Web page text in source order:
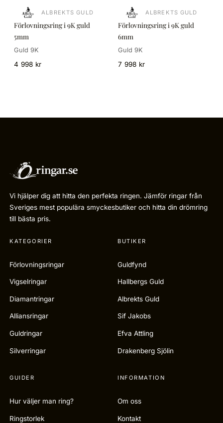
ALBREKTS GULD
Förlovningsring i 9K guld
5mm
Guld 9K
4 998 kr
ALBREKTS GULD
Förlovningsring i 9K guld
6mm
Guld 9K
7 998 kr
Vi hjälper dig att hitta den perfekta ringen. Jämför ringar från
Sveriges mest populära smyckesbutiker och hitta din drömring
till bästa pris.
KATEGORIER
Förlovningsringar
Vigselringar
Diamantringar
Alliansringar
Guldringar
Silverringar
BUTIKER
Guldfynd
Hallbergs Guld
Albrekts Guld
Sif Jakobs
Efva Attling
Drakenberg Sjölin
GUIDER
Hur väljer man ring?
Ringstorlek
INFORMATION
Om oss
Kontakt